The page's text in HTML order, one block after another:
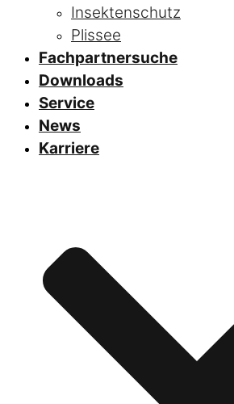
Insektenschutz
Plissee
Fachpartnersuche
Downloads
Service
News
Karriere